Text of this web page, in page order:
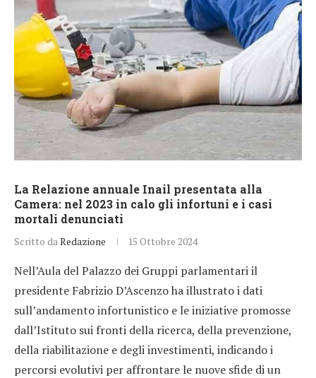
La Relazione annuale Inail presentata alla
Camera: nel 2023 in calo gli infortuni e i casi
mortali denunciati
Scritto da Redazione 15 Ottobre 2024
Nell’Aula del Palazzo dei Gruppi parlamentari il
presidente Fabrizio D’Ascenzo ha illustrato i dati
sull’andamento infortunistico e le iniziative promosse
dall’Istituto sui fronti della ricerca, della prevenzione,
della riabilitazione e degli investimenti, indicando i
percorsi evolutivi per affrontare le nuove sfide di un